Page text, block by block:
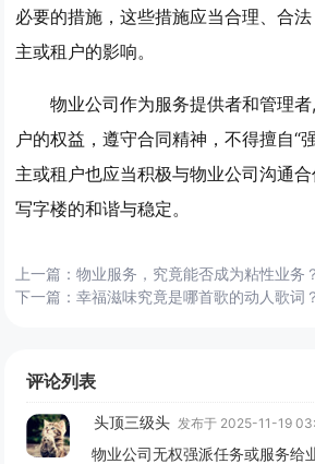
必要的措施，这些措施应当合理、合
主或租户的影响。
物业公司作为服务提供者和管理
户的权益，遵守合同精神，不得擅自“
主或租户也应当积极与物业公司沟通
写字楼的和谐与稳定。
上一篇：物业服务，究竟能否成为粘性业务？
下一篇：幸福滋味究竟是哪首歌的动人歌词？
评论列表
头顶三级头 发布于 2025-11-19
物业公司无权强派任务或服务给